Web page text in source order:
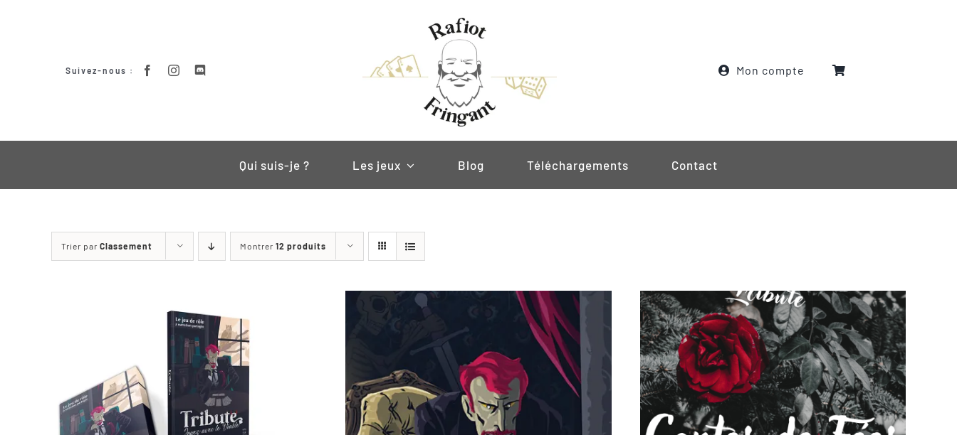
Suivez-nous : Mon compte
Qui suis-je ? Les jeux Blog Téléchargements Contact
Trier par Classement Montrer 12 produits